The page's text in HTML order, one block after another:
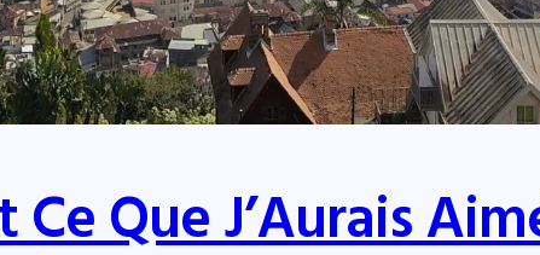
Que J’Aurais